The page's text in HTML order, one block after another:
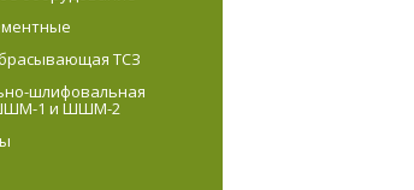
ТСЗ
шлифовальная
1 и ШШМ-2